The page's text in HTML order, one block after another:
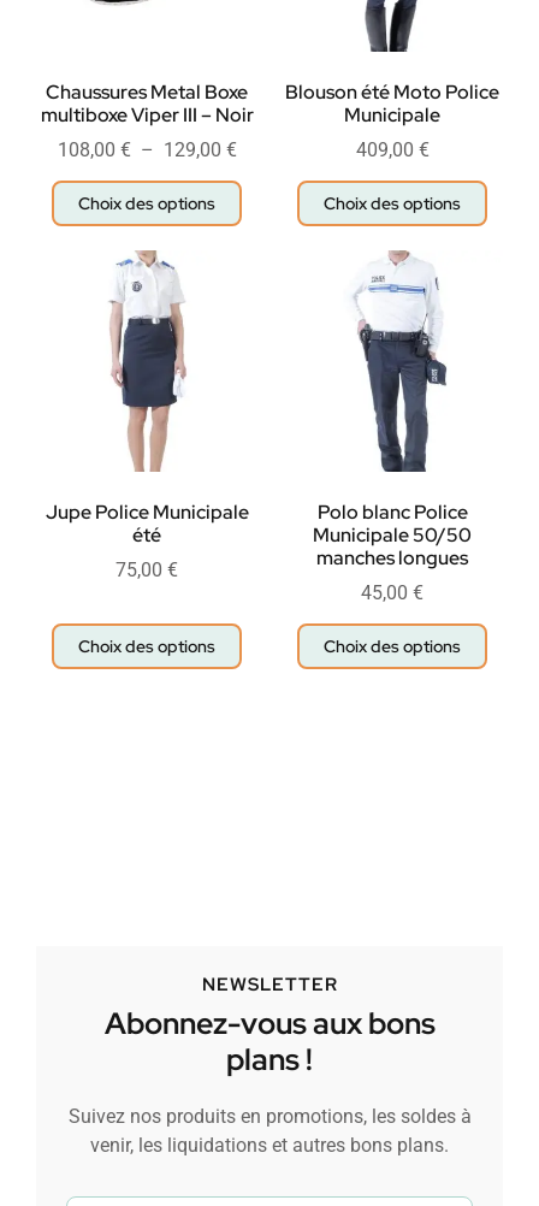
Chaussures Metal Boxe
multiboxe Viper III – Noir
108,00 € – 129,00 €
Choix des options
Blouson été Moto Police
Municipale
409,00 €
Choix des options
Jupe Police Municipale
été
75,00 €
Choix des options
Polo blanc Police
Municipale 50/50
manches longues
45,00 €
Choix des options
NEWSLETTER
Abonnez-vous aux bons
plans !
Suivez nos produits en promotions, les soldes à
venir, les liquidations et autres bons plans.